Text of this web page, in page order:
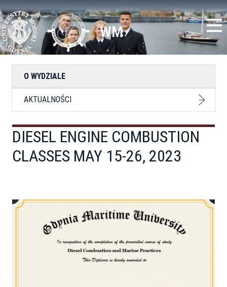
Przejdź
do
treści
Toggle
high
contrast
WM
O WYDZIALE
AKTUALNOŚCI
DIESEL ENGINE COMBUSTION
CLASSES MAY 15-26, 2023